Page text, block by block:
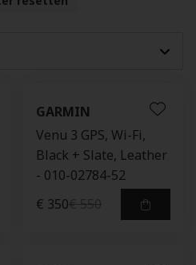
GARMIN
Venu 3 GPS, Wi-Fi,
Black + Slate, Leather
- 010-02784-52
€ 350€ 550